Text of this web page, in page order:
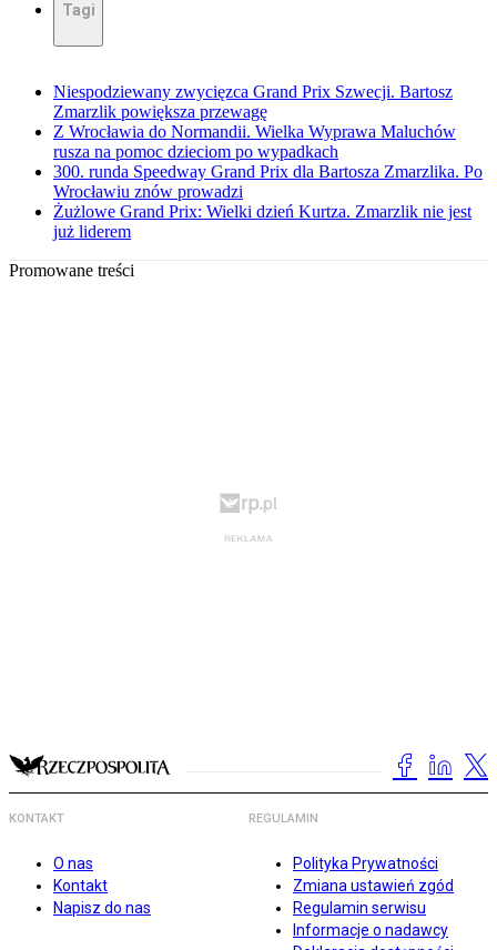
Tagi
Niespodziewany zwycięzca Grand Prix Szwecji. Bartosz
Zmarzlik powiększa przewagę
Z Wrocławia do Normandii. Wielka Wyprawa Maluchów
rusza na pomoc dzieciom po wypadkach
300. runda Speedway Grand Prix dla Bartosza Zmarzlika. Po
Wrocławiu znów prowadzi
Żużlowe Grand Prix: Wielki dzień Kurtza. Zmarzlik nie jest
już liderem
Promowane treści
KONTAKT
O nas
Kontakt
Napisz do nas
REGULAMIN
Polityka Prywatności
Zmiana ustawień zgód
Regulamin serwisu
Informacje o nadawcy